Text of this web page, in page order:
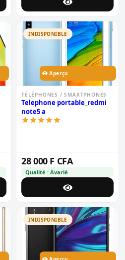
INDISPONIBLE
Aperçu
TÉLÉPHONES / SMARTPHONES
Telephone portable_redmi
note5 a
28 000 F CFA
Qualité : Avarié
INDISPONIBLE